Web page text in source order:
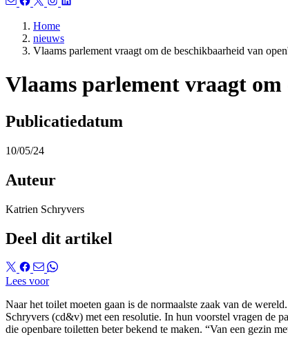
Home
nieuws
Vlaams parlement vraagt om de beschikbaarheid van
Vlaams parlement vraagt
Publicatiedatum
10/05/24
Auteur
Katrien Schryvers
Deel dit artikel
Lees voor
Naar het toilet moeten gaan is de normaalste zaak van de
Schryvers (cd&v) met een resolutie. In hun voorstel vragen de
die openbare toiletten beter bekend te maken. “Van een gezin